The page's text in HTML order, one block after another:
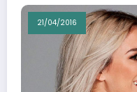
21/04/2016